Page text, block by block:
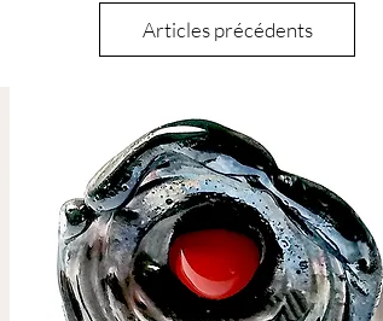
Articles précédents